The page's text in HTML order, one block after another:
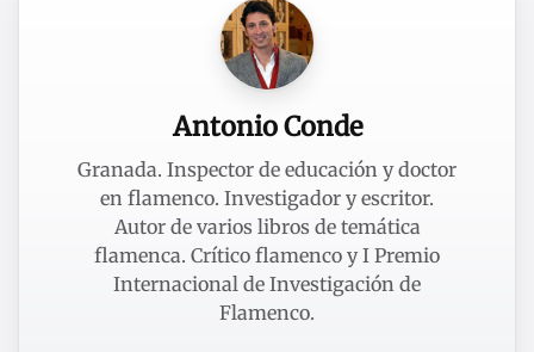
Antonio Conde
Granada. Inspector de educación y doctor
en flamenco. Investigador y escritor.
Autor de varios libros de temática
flamenca. Crítico flamenco y I Premio
Internacional de Investigación de
Flamenco.